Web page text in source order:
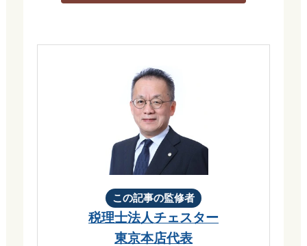
この記事の監修者
税理士法人チェスター
東京本店代表